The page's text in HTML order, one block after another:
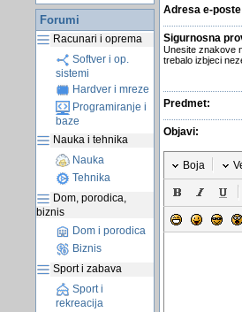
Forumi
Racunari i oprema
Softver i op.
sistemi
Hardver i mreze
Programiranje i
baze
Nauka i tehnika
Nauka
Tehnika
Dom, porodica,
biznis
Dom i porodica
Biznis
Sport i zabava
Sport i
rekreacija
Adresa e-
Sigurnosna
Unesite znakove
trebalo izbjeci
Predmet:
Objavi:
Boja